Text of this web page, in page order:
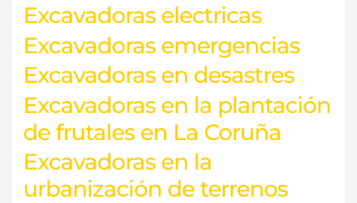
Excavadoras electricas
Excavadoras emergencias
Excavadoras en desastres
Excavadoras en la plantación
de frutales en La Coruña
Excavadoras en la
urbanización de terrenos